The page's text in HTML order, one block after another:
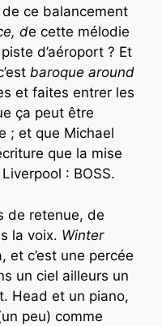
ce balancement
de cette mélodie
d’aéroport ? Et
baroque around
et faites entrer les
ça peut être
; et que Michael
que la mise
: BOSS.
de retenue, de
la voix. Winter
et c’est une percée
un ciel ailleurs un
Head et un piano,
peu) comme